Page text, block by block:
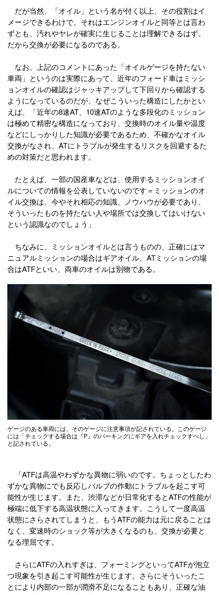
だが当然、「オイル」という名が付く以上、その役割はイ
メージできるわけで。それはエンジンオイルと同等とは言わ
ずとも、汚れやヤレが確実に生じることは理解できるはず。
だから交換が必要になるのである。
なお、上記のコメントにあった「オイルゲージを持たない
車両」というのは実際にあって、近年のフォード車はミッシ
ョンオイルの確認はジャッキアップして下回りから確認する
ようになっているのだが、なぜこういった構造にしたかとい
えば、「近年の8速AT、10速ATのような多段化のミッション
は極めて精密な構造になっており、交換時のオイル量や温度
などにしっかりした知識が必要であるため、不確かなオイル
交換がなされ、ATにトラブルが発生するリスクを回避するた
めの対策だと思われます。
たとえば、一部の国産車などは、使用するミッションオイ
ルについての情報を公表していないのです＝ミッションのオ
イル交換は、今やそれ相応の知識、ノウハウが必要であり、
そういったものを持たない人や場所では交換してはいけない
という認識なのでしょう」
ちなみに、ミッションオイルとは言うものの、正確にはマ
ニュアルミッションの場合はギアオイル、ATミッションの場
合はATFといい、両車のオイルは別物である。
ゲージのある車両には、そのゲージに注意事項が記されている。このゲージ
には「チェックする場合は『P』のパーキングにギアを入れチェックすべし」
と記されている。
「ATFは高温やわずかな異物に弱いのです。ちょっとしたわ
ずかな異物にでも反応しバルブの作動にトラブルを起こす可
能性が生じます。また、渋滞などが日常化するとATFの性能が
極端に低下する高温状態に入ってきます。こうして一度高温
状態にさらされてしまうと、もうATFの能力は元に戻ることは
なく、変速時のショック等が大きくなるのも、交換が必要と
なる理屈です。
さらにATFの入れすぎは、フォーミングといってATFが泡立
つ現象を引き起こす可能性が生じます。さらにそういったこ
とにより内部の一部が潤滑不足になることもあり、正確な油